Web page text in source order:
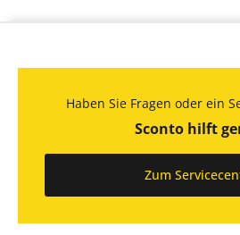
Haben Sie Fragen oder ein
Sconto hilft
Zum